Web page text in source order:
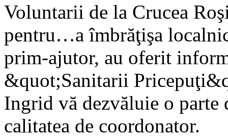
Voluntarii de la Crucea
pentru…a îmbrăţişa
prim-ajutor, au oferit
&quot;Sanitarii
Ingrid vă dezvăluie o parte
calitatea de coordonator.